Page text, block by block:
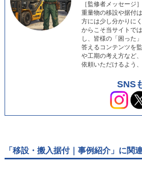
［監修者メッセージ］
重量物の移設や据付
方には少し分かりに
からこそ当サイトで
し、皆様の「困った
答えるコンテンツを
や工期の考え方など
依頼いただけるよう
SNS
「移設・搬入据付｜事例紹介」に関